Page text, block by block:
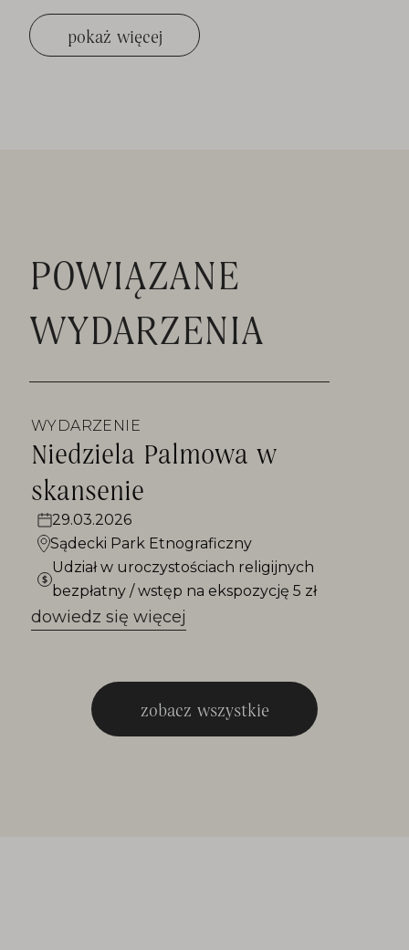
pokaż więcej
POWIĄZANE
WYDARZENIA
WYDARZENIE
Niedziela Palmowa w
skansenie
29.03.2026
Sądecki Park Etnograficzny
Udział w uroczystościach religijnych
bezpłatny / wstęp na ekspozycję 5 zł
dowiedz się więcej
zobacz wszystkie